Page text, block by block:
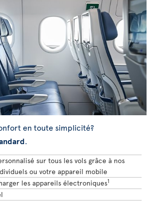
en toute simplicité?
.
sur tous les vols grâce à nos
ou votre appareil mobile
les appareils électroniques1